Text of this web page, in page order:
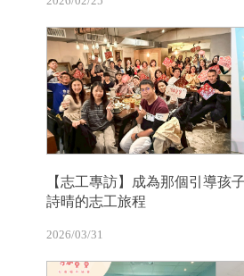
【志工專訪】成為那個引導孩
詩晴的志工旅程
2026/03/31